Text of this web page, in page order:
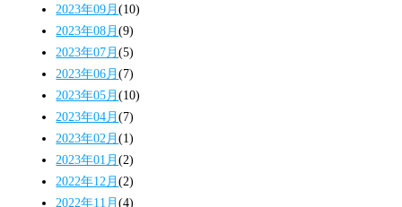
2023年09月(10)
2023年08月(9)
2023年07月(5)
2023年06月(7)
2023年05月(10)
2023年04月(7)
2023年02月(1)
2023年01月(2)
2022年12月(2)
2022年11月(4)